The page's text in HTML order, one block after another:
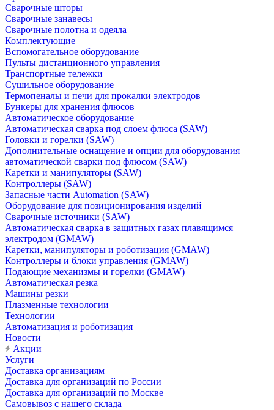
Сварочные шторы
Сварочные занавесы
Сварочные полотна и одеяла
Комплектующие
Вспомогательное оборудование
Пульты дистанционного управления
Транспортные тележки
Сушильное оборудование
Термопеналы и печи для прокалки электродов
Бункеры для хранения флюсов
Автоматическое оборудование
Автоматическая сварка под слоем флюса (SAW)
Головки и горелки (SAW)
Дополнительные оснащение и опции для оборудования
автоматической сварки под флюсом (SAW)
Каретки и манипуляторы (SAW)
Контроллеры (SAW)
Запасные части Automation (SAW)
Оборудование для позиционирования изделий
Сварочные источники (SAW)
Автоматическая сварка в защитных газах плавящимся
электродом (GMAW)
Каретки, манипуляторы и роботизация (GMAW)
Контроллеры и блоки управления (GMAW)
Подающие механизмы и горелки (GMAW)
Автоматическая резка
Машины резки
Плазменные технологии
Технологии
Автоматизация и роботизация
Новости
Акции
Услуги
Доставка организациям
Доставка для организаций по России
Доставка для организаций по Москве
Самовывоз с нашего склада